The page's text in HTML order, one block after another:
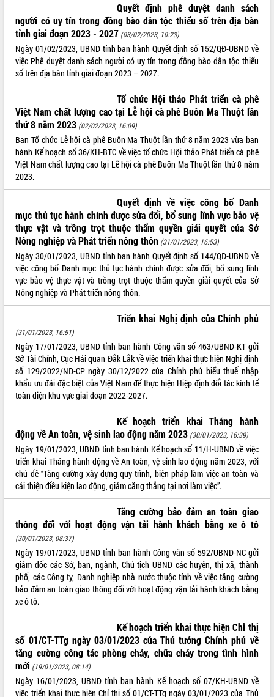
LIÊN KẾT WEB
THỐNG KÊ TRUY CẬP
Hôm nay: 27267
Tất cả: 66040007
Quyết định phê duyệt danh sách
người có uy tín trong đồng bào dân tộc thiểu số trên địa bàn
tỉnh giai đoạn 2023 - 2027 (03/02/2023, 10:23)
Ngày 01/02/2023, UBND tỉnh ban hành Quyết định số 152/QĐ-UBND về
việc Phê duyệt danh sách người có uy tín trong đồng bào dân tộc thiểu
số trên địa bàn tỉnh giai đoạn 2023 – 2027.
Tổ chức Hội thảo Phát triển cà phê
Việt Nam chất lượng cao tại Lễ hội cà phê Buôn Ma Thuột lần
thứ 8 năm 2023 (02/02/2023, 16:09)
Ban Tổ chức Lễ hội cà phê Buôn Ma Thuột lần thứ 8 năm 2023 vừa ban
hành Kế hoạch số 36/KH-BTC về việc tổ chức Hội thảo Phát triển cà phê
Việt Nam chất lượng cao tại Lễ hội cà phê Buôn Ma Thuột lần thứ 8 năm
2023.
Quyết định về việc công bố Danh
mục thủ tục hành chính được sửa đổi, bổ sung lĩnh vực bảo vệ
thực vật và trồng trọt thuộc thẩm quyền giải quyết của Sở
Nông nghiệp và Phát triển nông thôn (31/01/2023, 16:53)
Ngày 30/01/2023, UBND tỉnh ban hành Quyết định số 144/QĐ-UBND về
việc công bố Danh mục thủ tục hành chính được sửa đổi, bổ sung lĩnh
vực bảo vệ thực vật và trồng trọt thuộc thẩm quyền giải quyết của Sở
Nông nghiệp và Phát triển nông thôn.
Triển khai Nghị định của Chính phủ
(31/01/2023, 16:51)
Ngày 17/01/2023, UBND tỉnh ban hành Công văn số 463/UBND-KT gửi
Sở Tài Chính, Cục Hải quan Đắk Lắk về việc triển khai thực hiện Nghị định
số 129/2022/NĐ-CP ngày 30/12/2022 của Chính phủ biểu thuế nhập
khẩu ưu đãi đặc biệt của Việt Nam để thực hiện Hiệp định đối tác kính tế
toàn diện khu vực giai đoạn 2022-2027.
Kế hoạch triển khai Tháng hành
động về An toàn, vệ sinh lao động năm 2023 (30/01/2023, 16:39)
Ngày 19/01/2023, UBND tỉnh ban hành Kế hoạch số 11/H-UBND về việc
triển khai Tháng hành động về An toàn, vệ sinh lao động năm 2023, với
chủ đề “Tăng cường xây dựng quy trình, biện pháp làm việc an toàn và
cải thiện điều kiện lao động, giảm căng thẳng tại nơi làm việc”.
Tăng cường bảo đảm an toàn giao
thông đối với hoạt động vận tải hành khách bằng xe ô tô
(30/01/2023, 08:37)
Ngày 19/01/2023, UBND tỉnh ban hành Công văn số 592/UBND-NC gửi
giám đốc các Sở, ban, ngành, Chủ tịch UBND các huyện, thị xã, thành
phố, các Công ty, Danh nghiệp nhà nước thuộc tỉnh về việc tăng cường
bảo đảm an toàn giao thông đối với hoạt động vận tải hành khách bằng
xe ô tô.
Kế hoạch triển khai thực hiện Chỉ thị
số 01/CT-TTg ngày 03/01/2023 của Thủ tướng Chính phủ về
tăng cường công tác phòng cháy, chữa cháy trong tình hình
mới (19/01/2023, 08:14)
Ngày 16/01/2023, UBND tỉnh ban hành Kế hoạch số 07/KH-UBND về
việc triển khai thực hiện Chỉ thị số 01/CT-TTg ngày 03/01/2023 của Thủ